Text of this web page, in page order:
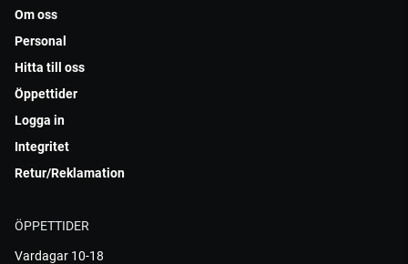
Om oss
Personal
Hitta till oss
Öppettider
Logga in
Integritet
Retur/Reklamation
ÖPPETTIDER
Vardagar 10-18